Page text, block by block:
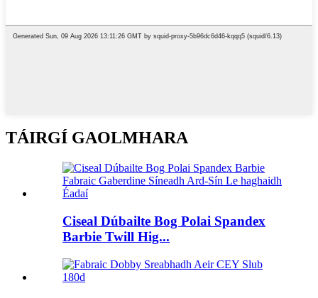
TÁIRGÍ GAOLMHARA
Ciseal Dúbailte Bog Polai Spandex
Barbie Twill Hig...